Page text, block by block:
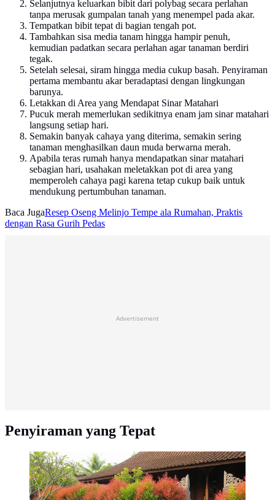
Selanjutnya keluarkan bibit dari polybag secara perlahan
tanpa merusak gumpalan tanah yang menempel pada akar.
Tempatkan bibit tepat di bagian tengah pot.
Tambahkan sisa media tanam hingga hampir penuh,
kemudian padatkan secara perlahan agar tanaman berdiri
tegak.
Setelah selesai, siram hingga media cukup basah. Penyiraman
pertama membantu akar beradaptasi dengan lingkungan
barunya.
Letakkan di Area yang Mendapat Sinar Matahari
Pucuk merah memerlukan sedikitnya enam jam sinar matahari
langsung setiap hari.
Semakin banyak cahaya yang diterima, semakin sering
tanaman menghasilkan daun muda berwarna merah.
Apabila teras rumah hanya mendapatkan sinar matahari
sebagian hari, usahakan meletakkan pot di area yang
memperoleh cahaya pagi karena tetap cukup baik untuk
mendukung pertumbuhan tanaman.
Baca JugaResep Oseng Melinjo Tempe ala Rumahan, Praktis
dengan Rasa Gurih Pedas
Advertisement
Penyiraman yang Tepat